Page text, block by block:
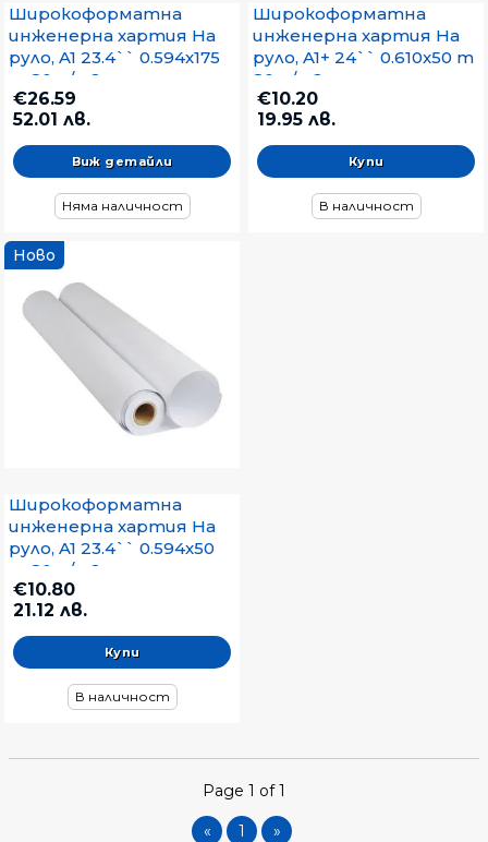
Широкоформатна
инженерна хартия На
руло, A1 23.4`` 0.594x175
m 80 g/m2
€26.59
52.01 лв.
Виж детайли
Няма наличност
Широкоформатна
инженерна хартия На
руло, A1+ 24`` 0.610x50 m
80 g/m2
€10.20
19.95 лв.
В наличност
Ново
Широкоформатна
инженерна хартия На
руло, A1 23.4`` 0.594x50
m 80 g/m2
€10.80
21.12 лв.
В наличност
Page 1 of 1
« 1 »